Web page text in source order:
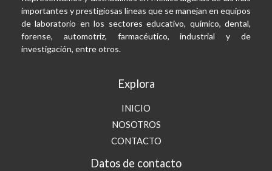
importantes y prestigiosas líneas que se manejan en equipos
de laboratorio en los sectores educativo, químico, dental,
forense, automotriz, farmacéutico, industrial y de
investigación, entre otros.
Explora
INICIO
NOSOTROS
CONTACTO
Datos de contacto